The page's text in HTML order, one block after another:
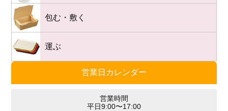
営業日カレンダー
営業時間
平日9:00〜17:00
包む・敷く
運ぶ